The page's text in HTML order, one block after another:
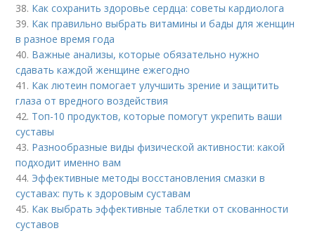
38. Как сохранить здоровье сердца: советы кардиолога
39. Как правильно выбрать витамины и бады для женщин
в разное время года
40. Важные анализы, которые обязательно нужно
сдавать каждой женщине ежегодно
41. Как лютеин помогает улучшить зрение и защитить
глаза от вредного воздействия
42. Топ-10 продуктов, которые помогут укрепить ваши
суставы
43. Разнообразные виды физической активности: какой
подходит именно вам
44. Эффективные методы восстановления смазки в
суставах: путь к здоровым суставам
45. Как выбрать эффективные таблетки от скованности
суставов